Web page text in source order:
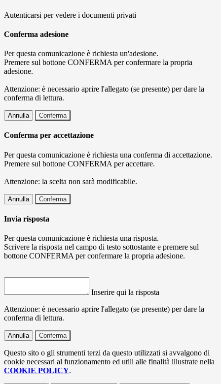
Autenticarsi per vedere i documenti privati
Conferma adesione
Per questa comunicazione è richiesta un'adesione.
Premere sul bottone CONFERMA per confermare la propria
adesione.
Attenzione: è necessario aprire l'allegato (se presente) per dare la
conferma di lettura.
Annulla Conferma
Conferma per accettazione
Per questa comunicazione è richiesta una conferma di accettazione.
Premere sul bottone CONFERMA per accettare.
Attenzione: la scelta non sarà modificabile.
Annulla Conferma
Invia risposta
Per questa comunicazione è richiesta una risposta.
Scrivere la risposta nel campo di testo sottostante e premere sul
bottone CONFERMA per confermare la propria adesione.
Inserire qui la risposta
Attenzione: è necessario aprire l'allegato (se presente) per dare la
conferma di lettura.
Annulla Conferma
Questo sito o gli strumenti terzi da questo utilizzati si avvalgono di
cookie necessari al funzionamento ed utili alle finalità illustrate nella
COOKIE POLICY.